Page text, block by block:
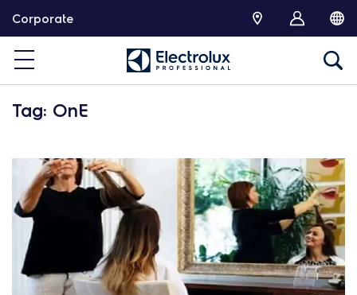
Corporate
Tag: OnE